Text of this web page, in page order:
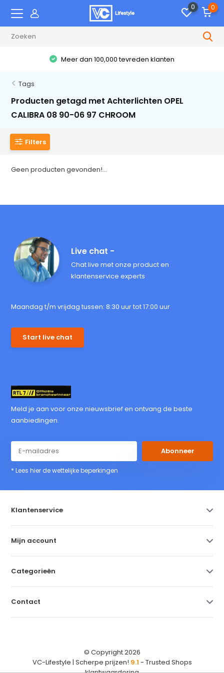
0 0
Meer dan 100,000 tevreden klanten
Tags
Producten getagd met Achterlichten OPEL
CALIBRA 08 90-06 97 CHROOM
Filters
Geen producten gevonden!...
Live chat -
Chat live met onze product en
klantenservice experts
Maandag t/m vrijdag tussen: 8:30 uur tot 17:00 uur
Start live chat
Meld je aan voor onze nieuwsbrief en ontvang de beste
aanbiedingen.
Abonneer
* Lees hier de wettelijke beperkingen
Klantenservice
Mijn account
Categorieën
Contact
© Copyright 2026
VC-Lifestyle | Scherpe prijzen! 9.1 - Trusted Shops